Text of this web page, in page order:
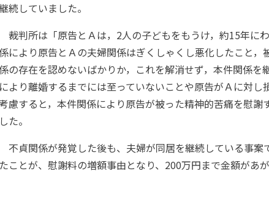
続していました。
裁判所は「原告とＡは，2人の子どもをもうけ，約15年に
により原告とＡの夫婦関係はぎくしゃくし悪化したこと
の存在を認めないばかりか，これを解消せず，本件関係
により離婚するまでには至っていないことや原告がＡに対
慮すると，本件関係により原告が被った精神的苦痛を慰
した。
不貞関係が発覚した後も、夫婦が同居を継続している事
たことが、慰謝料の増額事由となり、200万円まで金額があ